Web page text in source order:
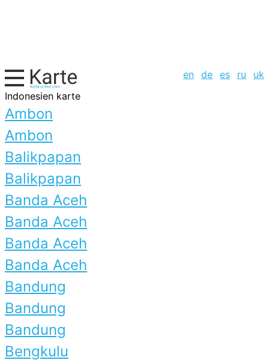
en de es ru
uk
Indonesien karte
Ambon
Ambon
Balikpapan
Balikpapan
Banda Aceh
Banda Aceh
Banda Aceh
Banda Aceh
Bandung
Bandung
Bandung
Bengkulu